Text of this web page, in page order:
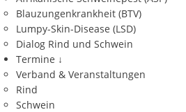
Blauzungenkrankheit (BTV)
Lumpy-Skin-Disease (LSD)
Dialog Rind und Schwein
Termine ↓
Verband & Veranstaltungen
Rind
Schwein